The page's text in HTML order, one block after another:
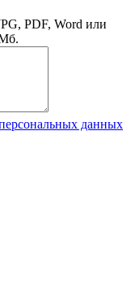
PDF, Word или
данных